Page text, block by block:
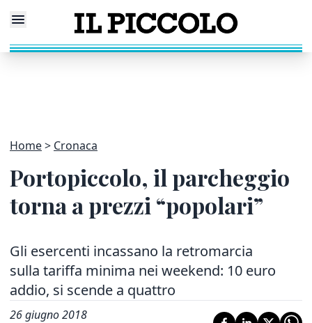
Home Cronaca
Portopiccolo, il parcheggio
torna a prezzi “popolari”
Gli esercenti incassano la retromarcia
sulla tariffa minima nei weekend: 10 euro
addio, si scende a quattro
26 giugno 2018